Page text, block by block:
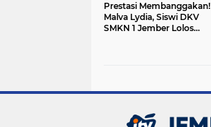
Prestasi Membanggakan!
Malva Lydia, Siswi DKV
SMKN 1 Jember Lolos